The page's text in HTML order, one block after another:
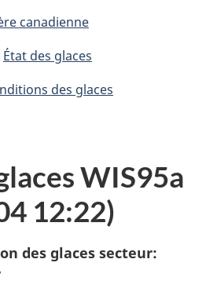
canadienne
État des glaces
des glaces
WIS95a
12:22)
des glaces secteur: